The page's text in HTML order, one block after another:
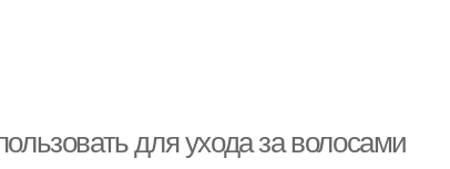
для ухода за волосами